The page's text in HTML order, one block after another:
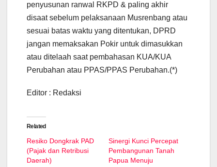
penyusunan ranwal RKPD & paling akhir
disaat sebelum pelaksanaan Musrenbang atau
sesuai batas waktu yang ditentukan, DPRD
jangan memaksakan Pokir untuk dimasukkan
atau ditelaah saat pembahasan KUA/KUA
Perubahan atau PPAS/PPAS Perubahan.(*)
Editor : Redaksi
Related
Resiko Dongkrak PAD
(Pajak dan Retribusi
Daerah)
Sinergi Kunci Percepat
Pembangunan Tanah
Papua Menuju